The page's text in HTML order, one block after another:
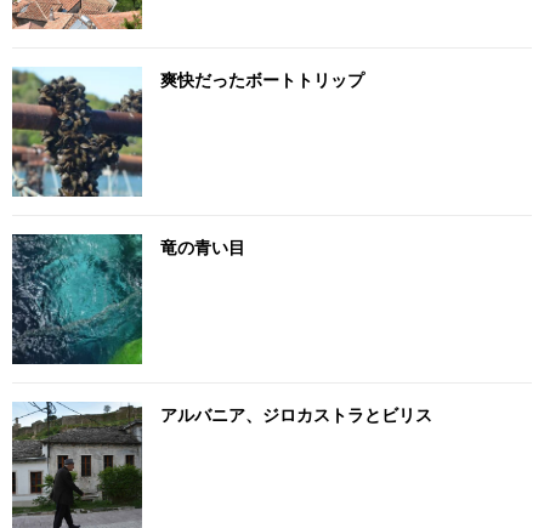
爽快だったボートトリップ
竜の青い目
アルバニア、ジロカストラとビリス